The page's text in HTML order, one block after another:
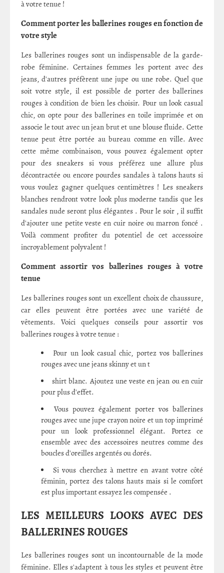
à votre tenue !
Comment porter les ballerines rouges en fonction de
votre style
Les ballerines rouges sont un indispensable de la garde-
robe féminine. Certaines femmes les portent avec des
jeans, d'autres préfèrent une jupe ou une robe. Quel que
soit votre style, il est possible de porter des ballerines
rouges à condition de bien les choisir. Pour un look casual
chic, on opte pour des ballerines en toile imprimée et on
associe le tout avec un jean brut et une blouse fluide. Cette
tenue peut être portée au bureau comme en ville. Avec
cette même combinaison, vous pouvez également opter
pour des sneakers si vous préférez une allure plus
décontractée ou encore pourdes sandales à talons hauts si
vous voulez gagner quelques centimètres ! Les sneakers
blanches rendront votre look plus moderne tandis que les
sandales nude seront plus élégantes . Pour le soir , il suffit
d'ajouter une petite veste en cuir noire ou marron foncé .
Voilà comment profiter du potentiel de cet accessoire
incroyablement polyvalent !
Comment assortir vos ballerines rouges à votre
tenue
Les ballerines rouges sont un excellent choix de chaussure,
car elles peuvent être portées avec une variété de
vêtements. Voici quelques conseils pour assortir vos
ballerines rouges à votre tenue :
Pour un look casual chic, portez vos ballerines
rouges avec une jeans skinny et un t
shirt blanc. Ajoutez une veste en jean ou en cuir
pour plus d'effet.
Vous pouvez également porter vos ballerines
rouges avec une jupe crayon noire et un top imprimé
pour un look professionnel élégant. Portez ce
ensemble avec des accessoires neutres comme des
boucles d'oreilles argentés ou dorés.
Si vous cherchez à mettre en avant votre côté
féminin, portez des talons hauts mais si le comfort
est plus important essayez les compensée .
LES MEILLEURS LOOKS AVEC DES
BALLERINES ROUGES
Les ballerines rouges sont un incontournable de la mode
féminine. Elles s'adaptent à tous les styles et peuvent être